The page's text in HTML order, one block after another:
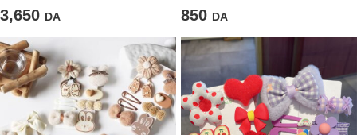
3,650 DA 850 DA